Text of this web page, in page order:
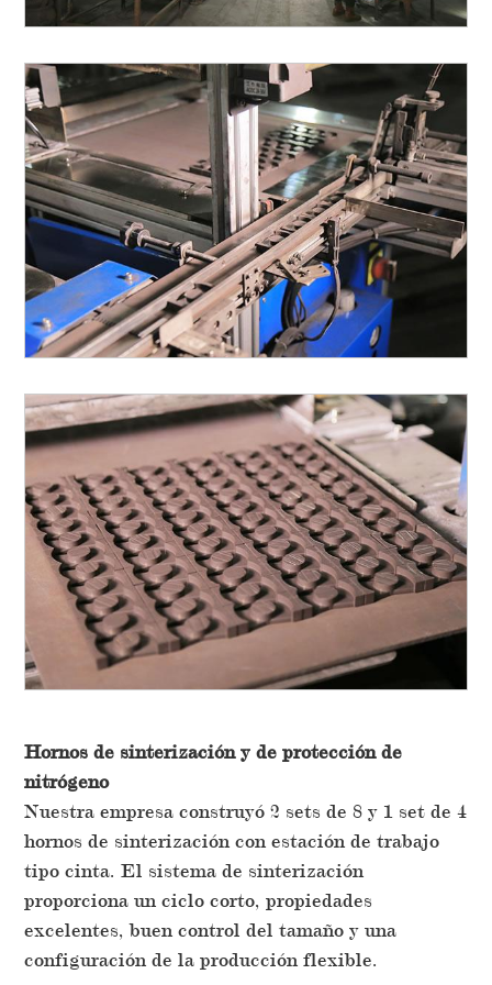
Hornos de sinterización y de protección de
nitrógeno
Nuestra empresa construyó 2 sets de 8 y 1 set de 4
hornos de sinterización con estación de trabajo
tipo cinta. El sistema de sinterización
proporciona un ciclo corto, propiedades
excelentes, buen control del tamaño y una
configuración de la producción flexible.